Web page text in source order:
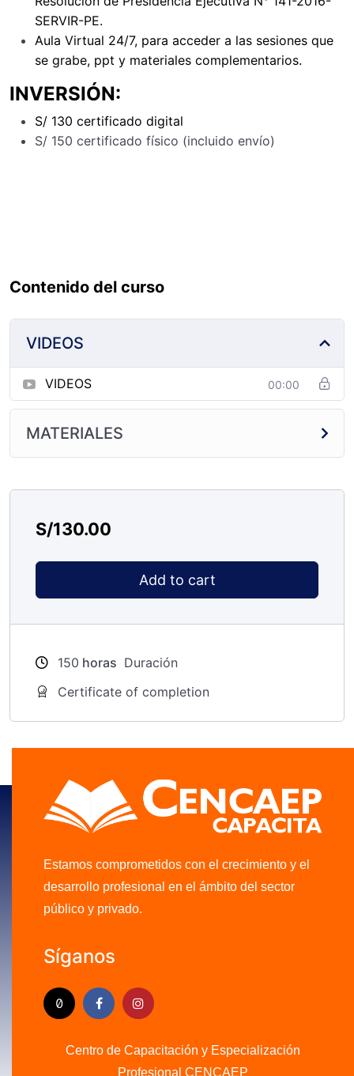
SERVIR-PE.
Aula Virtual 24/7, para acceder a las sesiones que
se grabe, ppt y materiales complementarios.
INVERSIÓN:
S/ 130 certificado digital
S/ 150 certificado físico (incluido envío)
Contenido del curso
VIDEOS
VIDEOS 00:00
MATERIALES
S/130.00
Add to cart
150 horas Duración
Certificate of completion
Estamos comprometidos con el crecimiento y el
desarrollo profesional en el ámbito del sector
público y privado.
Síganos
Centro de Capacitación y Especialización
Profesional CENCAEP